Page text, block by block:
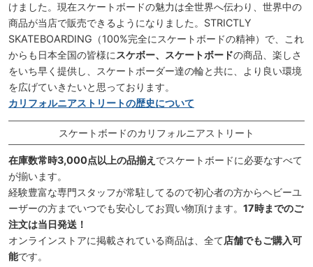
けました。現在スケートボードの魅力は全世界へ伝わり、世界中の
商品が当店で販売できるようになりました。STRICTLY
SKATEBOARDING（100%完全にスケートボードの精神）で、これ
からも日本全国の皆様に スケボー、スケートボードの商品、楽しさ
をいち早く提供し、スケートボーダー達の輪と共に、より良い環境
を広げていきたいと思っております。
カリフォルニアストリートの歴史について
スケートボードのカリフォルニアストリート
在庫数常時3,000点以上の品揃え でスケートボードに必要なすべて
が揃います。
経験豊富な専門スタッフが常駐してるので初心者の方からヘビーユ
ーザーの方までいつでも安心してお買い物頂けます。 17時までのご
注文は当日発送！
オンラインストアに掲載されている商品は、全て店舗でもご購入可
能です。